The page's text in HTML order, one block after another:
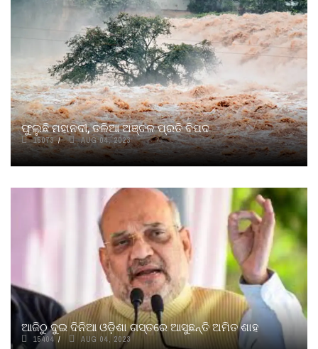
ଫୁଲୁଛି ମହାନଦୀ, ତଳିଆ ଅଞ୍ଚଳ ପ୍ରତି ବିପଦ
15073 AUG 04, 2023
ଆଜିଠୁ ଦୁଇ ଦିନିଆ ଓଡ଼ିଶା ଗସ୍ତରେ ଆସୁଛନ୍ତି ଅମିତ ଶାହ
15404 AUG 04, 2023